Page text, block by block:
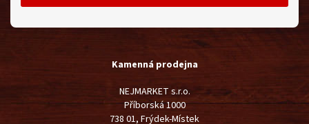
Kamenná prodejna
NEJMARKET s.r.o.
Příborská 1000
738 01, Frýdek-Místek